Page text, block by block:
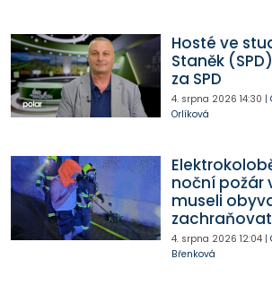
Hosté ve
Staněk
za SPD
4. srpna 2026 14:30 |
Orlíková
noční požár
museli
4. srpna 2026 12:04|
Břenková